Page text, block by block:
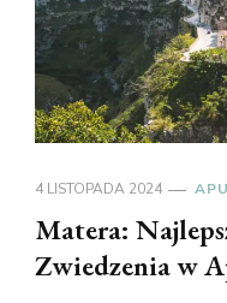
4 LISTOPADA 2024
Matera:
Zwiedzenia w